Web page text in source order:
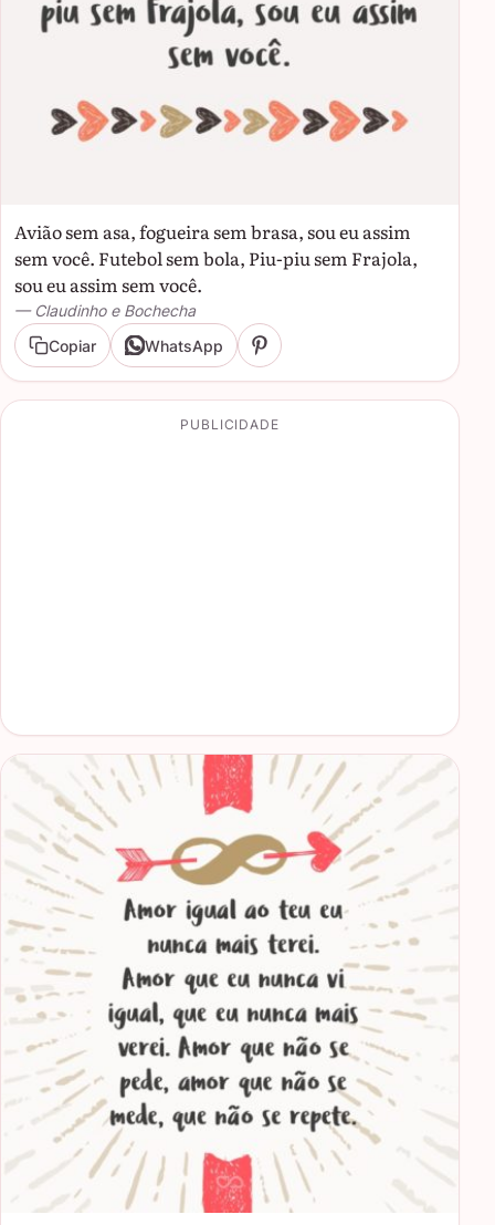
Avião sem asa, fogueira sem brasa, sou eu assim
sem você. Futebol sem bola, Piu-piu sem Frajola,
sou eu assim sem você.
— Claudinho e Bochecha
Copiar
WhatsApp
PUBLICIDADE